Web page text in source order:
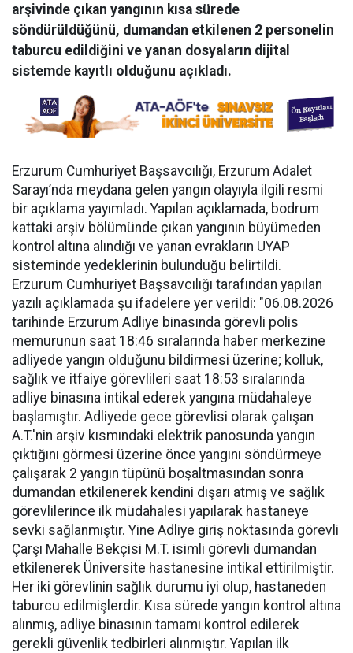
arşivinde çıkan yangının kısa sürede
söndürüldüğünü, dumandan etkilenen 2 personelin
taburcu edildiğini ve yanan dosyaların dijital
sistemde kayıtlı olduğunu açıkladı.
Erzurum Cumhuriyet Başsavcılığı, Erzurum Adalet
Sarayı’nda meydana gelen yangın olayıyla ilgili resmi
bir açıklama yayımladı. Yapılan açıklamada, bodrum
kattaki arşiv bölümünde çıkan yangının büyümeden
kontrol altına alındığı ve yanan evrakların UYAP
sisteminde yedeklerinin bulunduğu belirtildi.
Erzurum Cumhuriyet Başsavcılığı tarafından yapılan
yazılı açıklamada şu ifadelere yer verildi: "06.08.2026
tarihinde Erzurum Adliye binasında görevli polis
memurunun saat 18:46 sıralarında haber merkezine
adliyede yangın olduğunu bildirmesi üzerine; kolluk,
sağlık ve itfaiye görevlileri saat 18:53 sıralarında
adliye binasına intikal ederek yangına müdahaleye
başlamıştır. Adliyede gece görevlisi olarak çalışan
A.T.'nin arşiv kısmındaki elektrik panosunda yangın
çıktığını görmesi üzerine önce yangını söndürmeye
çalışarak 2 yangın tüpünü boşaltmasından sonra
dumandan etkilenerek kendini dışarı atmış ve sağlık
görevlilerince ilk müdahalesi yapılarak hastaneye
sevki sağlanmıştır. Yine Adliye giriş noktasında görevli
Çarşı Mahalle Bekçisi M.T. isimli görevli dumandan
etkilenerek Üniversite hastanesine intikal ettirilmiştir.
Her iki görevlinin sağlık durumu iyi olup, hastaneden
taburcu edilmişlerdir. Kısa sürede yangın kontrol altına
alınmış, adliye binasının tamamı kontrol edilerek
gerekli güvenlik tedbirleri alınmıştır. Yapılan ilk